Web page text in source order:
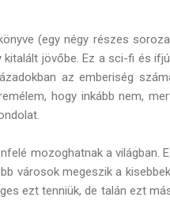
(egy négy részes
jövőbe. Ez a sci-fi és
az emberiség
hogy inkább nem,
mozoghatnak a világban.
városok megeszik a
ezt tenniük, de talán ezt